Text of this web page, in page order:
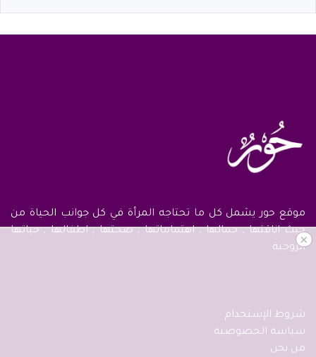
×
موقع حور يشمل كل ما تحتاجه المرأة في كل جوانب الحياة من
حيث اناقتها , جمالها , اهتماماتها , صحتها , اطفالها , حياتها
الزوجية
شروط الإستخدام
سياسة الخصوصية
من نحن